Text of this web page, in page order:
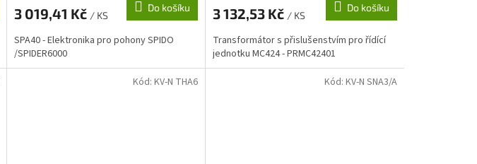
3 019,41 Kč / KS
Do košíku
SPA40 - Elektronika pro pohony SPIDO
/SPIDER6000
3 132,53 Kč / KS
Do košíku
Transformátor s přislušenstvím pro řídící
jednotku MC424 - PRMC42401
Kód: KV-N THA6 Kód: KV-N SNA3/A